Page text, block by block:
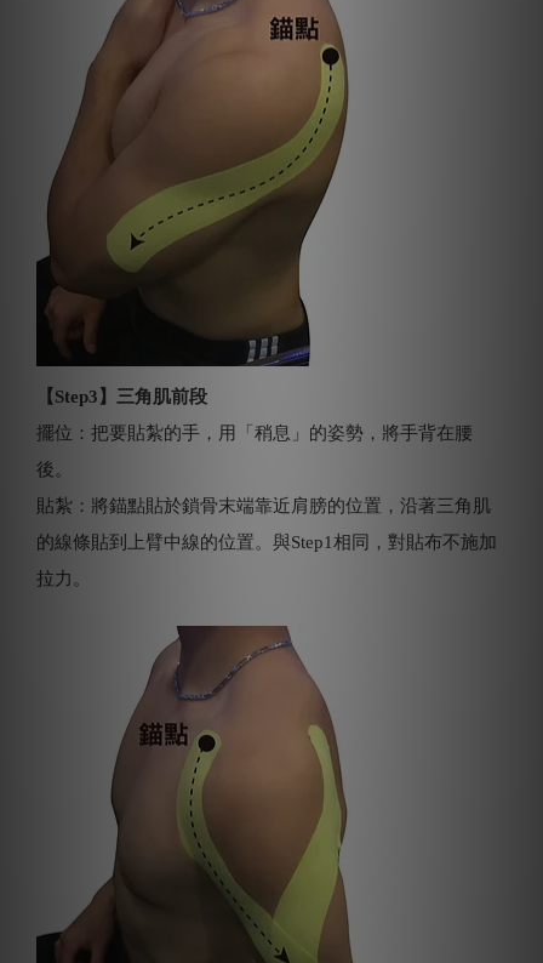
【Step3】三角肌前段
擺位：把要貼紮的手，用「稍息」的姿勢，將手背在腰
後。
貼紮：將錨點貼於鎖骨末端靠近肩膀的位置，沿著三角肌
的線條貼到上臂中線的位置。與Step1相同，對貼布不施加
拉力。